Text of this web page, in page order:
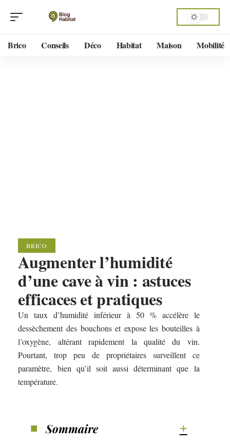
Brico Conseils Déco Habitat Maison Mobilité
BRICO
Augmenter l’humidité
d’une cave à vin : astuces
efficaces et pratiques
Un taux d’humidité inférieur à 50 % accélère le
dessèchement des bouchons et expose les bouteilles à
l’oxygène, altérant rapidement la qualité du vin.
Pourtant, trop peu de propriétaires surveillent ce
paramètre, bien qu’il soit aussi déterminant que la
température.
Sommaire